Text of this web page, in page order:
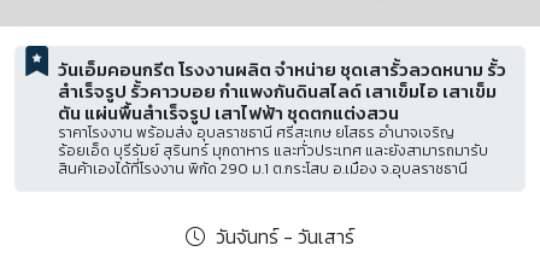
วันเอ็มคอนกรีต โรงงานผลิต จำหน่าย ชุดเสารั้วลวดหนาม รั้ว
สำเร็จรูป รั้วคาวบอย กำแพงกันดินสไลด์ เสาเข็มไอ เสาเข็ม
ตัน แผ่นพื้นสำเร็จรูป เสาไฟฟ้า ชุดตกแต่งสวน
ราคาโรงงาน พร้อมส่ง อุบลราชธานี ศรีสะเกษ ยโสธร อำนาจเจริญ
ร้อยเอ็ด บุรีรัมย์ สุรินทร์ มุกดาหาร และทั่วประเทศ และยังสามารถมารับ
สินค้าเองได้ที่โรงงาน พิกัด 290 ม.1 ต.กระโสบ อ.เมือง จ.อุบลราชธานี
วันจันทร์ - วันเสาร์